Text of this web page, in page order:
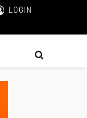
LOGIN